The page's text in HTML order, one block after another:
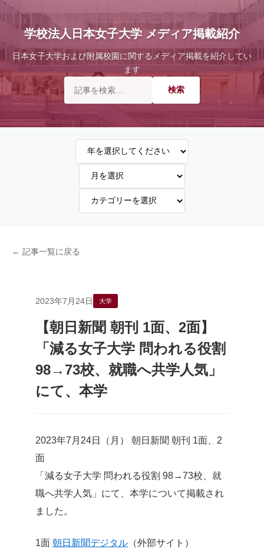
学校法人日本女子大学 メディア掲載紹介
日本女子大学および附属校園に関するメディア掲載を紹介してい
ます
← 記事一覧に戻る
2023年7月24日 大学
【朝日新聞 朝刊 1面、2面】
「減る女子大学 問われる役割
98→73校、就職へ共学人気」
にて、本学
2023年7月24日（月） 朝日新聞 朝刊 1面、2
面
「減る女子大学 問われる役割 98→73校、就
職へ共学人気」にて、本学について掲載され
ました。
1面 朝日新聞デジタル （外部サイト）